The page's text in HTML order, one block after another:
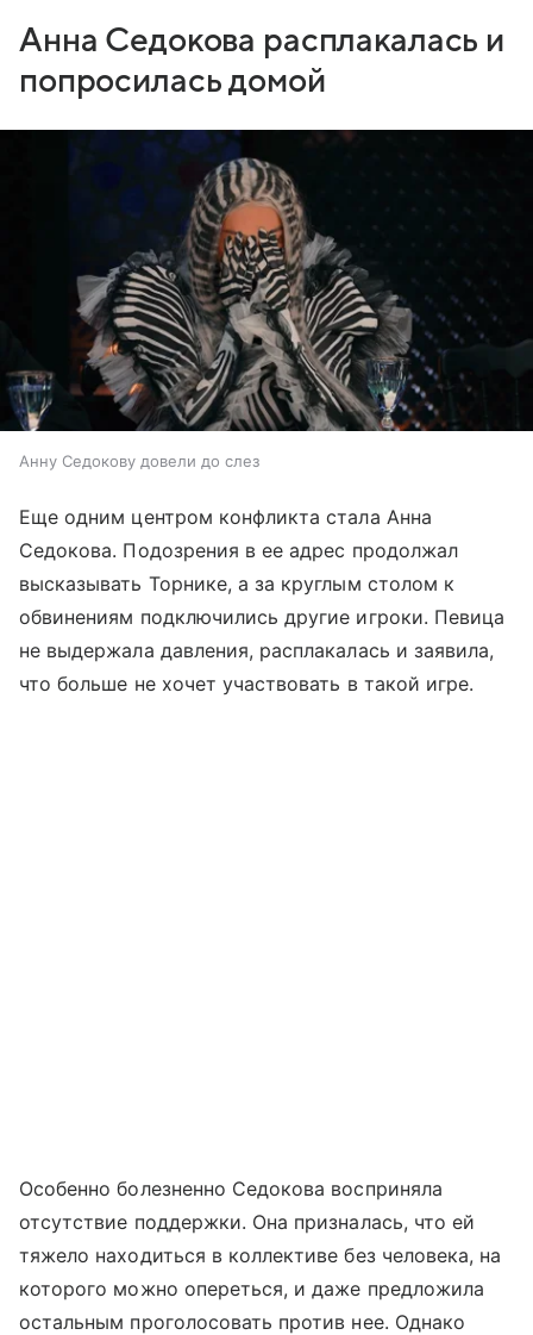
Анна Седокова расплакалась и
попросилась домой
Анну Седокову довели до слез
Еще одним центром конфликта стала Анна
Седокова. Подозрения в ее адрес продолжал
высказывать Торнике, а за круглым столом к
обвинениям подключились другие игроки. Певица
не выдержала давления, расплакалась и заявила,
что больше не хочет участвовать в такой игре.
Особенно болезненно Седокова восприняла
отсутствие поддержки. Она призналась, что ей
тяжело находиться в коллективе без человека, на
которого можно опереться, и даже предложила
остальным проголосовать против нее. Однако